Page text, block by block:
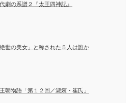
劇の系譜２『太王四神記』
世の美女」と称された５人は誰か
朝物語「第１２回／淑嬪・崔氏」